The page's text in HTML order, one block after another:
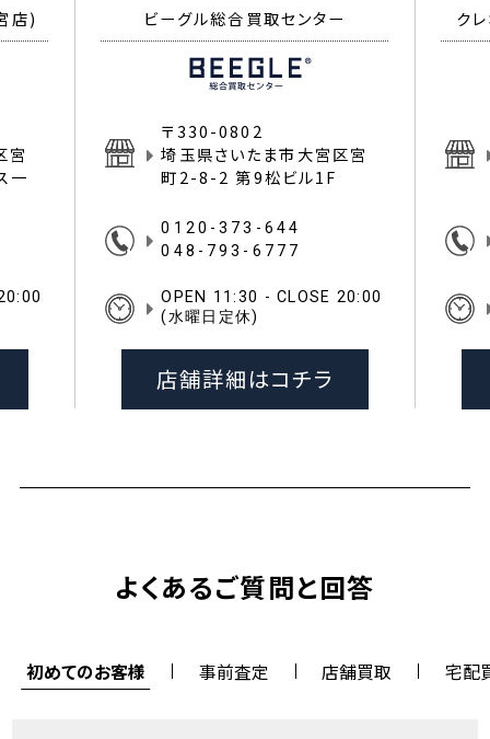
店)
宮
一
ビーグル総合買取センター
〒330-0802
埼玉県さいたま市大宮区宮
町2-8-2 第9松ビル1F
0120-373-644
048-793-6777
OPEN 11:30 - CLOSE 20:00
(水曜日定休)
店舗詳細はコチラ
ク
よくあるご質問と回答
初めてのお客様 事前査定 店舗買取 宅配